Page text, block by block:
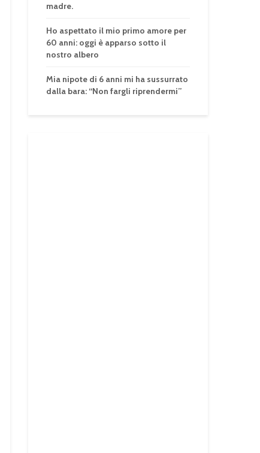
madre.
Ho aspettato il mio primo amore per
60 anni: oggi è apparso sotto il
nostro albero
Mia nipote di 6 anni mi ha sussurrato
dalla bara: “Non fargli riprendermi”